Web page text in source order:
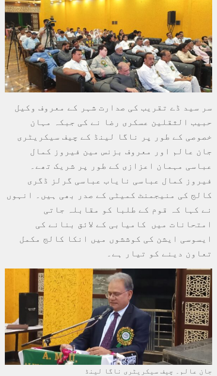
سر سید ڈے تقریب کی صدارت شہر کے معروف وکیل
حبیب الثقلین عسکری رضا نے کی جبکہ مہان
خصوصی کے طور پر ناگا لینڈ کے چیف سیکریٹری
جان عالم اور معروف بزنس مین فیروز کمال
عباسی مہمان اعزازی کے طور پر شریک تھے۔
فیروز کمال عباسی نایاب عباسی گرلز ڈگری
کالج کی منیجمنٹ کمیٹی کے صدر بھی ہیں۔ انہوں
نے کہا کہ قوم کے طلبا کو مقابلہ جاتی
امتحانات میں کامیابی کے لائق بنانے کی
ایسوسی ایشن کی کوششوں میں انکا کالج مکمل
تعاون دینے کو تیار ہے۔
جان عالم۔ چیف سیکریٹری ناگا لینڈ